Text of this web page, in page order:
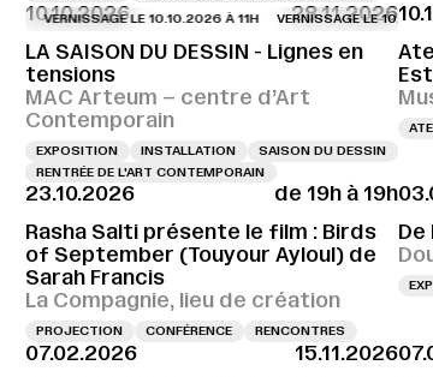
10.10.2026 28.11.2026
VERNISSAGE LE 10.10.2026 À 11H VERNISSAGE LE 10.10.2026 À
LA SAISON DU DESSIN - Lignes en
tensions
MAC Arteum – centre d’Art
Contemporain
EXPOSITION INSTALLATION
SAISON DU DESSIN
RENTRÉE DE L'ART CONTEMPORAIN
23.10.2026
de 19h à 19h
Rasha Salti présente le film : Birds
of September (Touyour Ayloul) de
Sarah Francis
La Compagnie, lieu de création
PROJECTION CONFÉRENCE RENCONTRES
De
07.02.2026
15.11.2026